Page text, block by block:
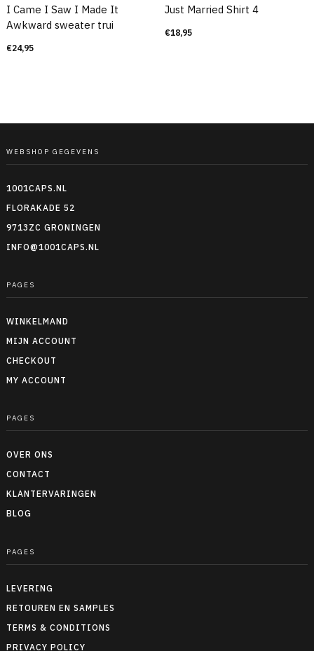
I Came I Saw I Made It
Awkward sweater trui
€24,95
Just Married Shirt 4
€18,95
WEBSHOP GEGEVENS
1001CAPS.NL
FLORAKADE 52
9713ZC GRONINGEN
INFO@1001CAPS.NL
PAGES
WINKELMAND
MIJN ACCOUNT
CHECKOUT
MY ACCOUNT
PAGES
OVER ONS
CONTACT
KLANTERVARINGEN
BLOG
PAGES
LEVERING
RETOUREN EN SAMPLES
TERMS & CONDITIONS
PRIVACY POLICY